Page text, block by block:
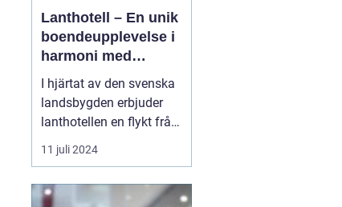
Lanthotell – En unik
boendeupplevelse i
harmoni med
naturen
I hjärtat av den svenska
landsbygden erbjuder
lanthotellen en flykt från
vardagens hektik och en
chans att återupptäcka
skönhet.
11 juli 2024